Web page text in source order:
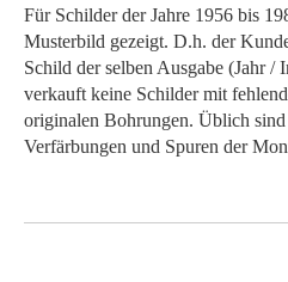
Für Schilder der Jahre 1956 bis
Musterbild gezeigt. D.h. der
Schild der selben Ausgabe (Jahr /
verkauft keine Schilder mit
originalen Bohrungen. Üblich
Verfärbungen und Spuren der